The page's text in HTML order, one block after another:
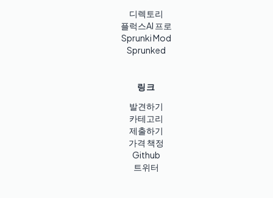
디렉토리
플럭스AI 프로
Sprunki Mod
Sprunked
링크
발견하기
카테고리
제출하기
가격 책정
Github
트위터